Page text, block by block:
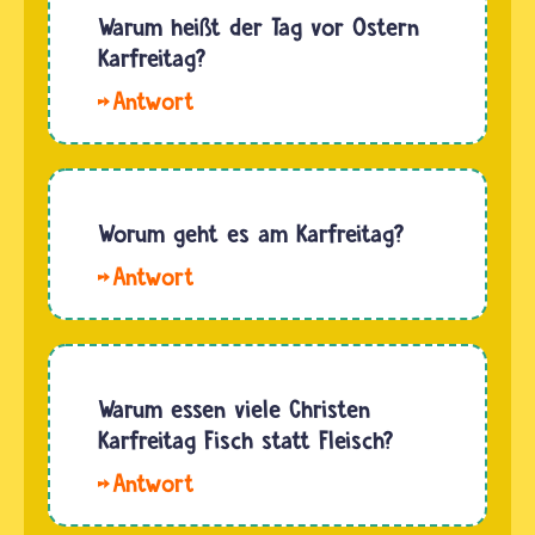
berichtet,
dass
drei Mal
Jesus
verleugnet
Gründonnerstag
hat
mit…
Warum heißt der Tag vor Ostern
Karfreitag?
Die
„Kar“
von
„Chara“.
Das ist
bedeutet
„Trauer“
oder
Worum geht es am Karfreitag?
fast
Jahren
rief
Jesus die
Menschen
dazu auf,
Warum essen viele Christen
Karfreitag Fisch statt Fleisch?